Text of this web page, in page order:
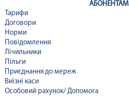
АБОНЕНТАМ
Тарифи
Договори
Норми
Повідомлення
Лічильники
Пільги
Приєднання до мереж
Виїзні каси
Особовий рахунок/ Допомога